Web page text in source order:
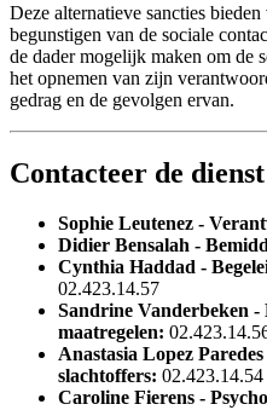
Deze alternatieve sancties
begunstigen van de sociale
de dader mogelijk maken om de
het opnemen van zijn
gedrag en de gevolgen ervan.
Contacteer de dienst
Sophie Leutenez -
Didier Bensalah -
Cynthia Haddad -
02.423.14.57
Sandrine Vanderbeken -
maatregelen:
Anastasia Lopez
slachtoffers: 02.423.14.54
Caroline Fierens -